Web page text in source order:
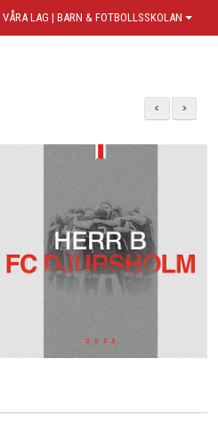
VÅRA LAG | BARN & FOTBOLLSSKOLAN
>
<